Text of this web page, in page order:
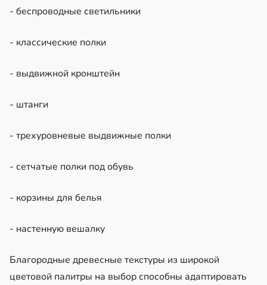
- беспроводные светильники
- классические полки
- выдвижной кронштейн
- штанги
- трехуровневые выдвижные полки
- сетчатые полки под обувь
- корзины для белья
- настенную вешалку
Благородные древесные текстуры из широкой
цветовой палитры на выбор способны адаптировать